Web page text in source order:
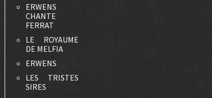
ERWENS
CHANTE
FERRAT
LE ROYAUME
DE MELFIA
ERWENS
LES TRISTES
SIRES